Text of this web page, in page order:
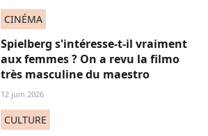
CINÉMA
Spielberg s'intéresse-t-il vraiment
aux femmes ? On a revu la filmo
très masculine du maestro
12 juin 2026
CULTURE